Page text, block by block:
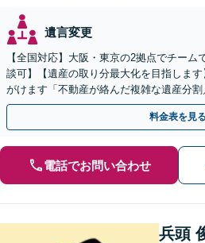
遺言変更
【全国対応】大阪・東京の2拠点でチーム
談可】【遺産の取り分最大化を目指しま
がけます「不動産が絡んだ複雑な遺産分
執行／事業承継など、お任せください」
料金表を見る
電話でお問い合わせ
兵頭